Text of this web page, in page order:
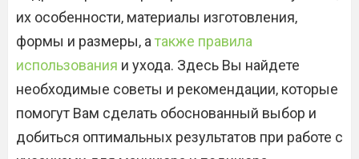
их особенности‚ материалы изготовления‚
формы и размеры‚ а также правила
использования и ухода.​ Здесь Вы найдете
необходимые советы и рекомендации‚ которые
помогут Вам сделать обоснованный выбор и
добиться оптимальных результатов при работе с